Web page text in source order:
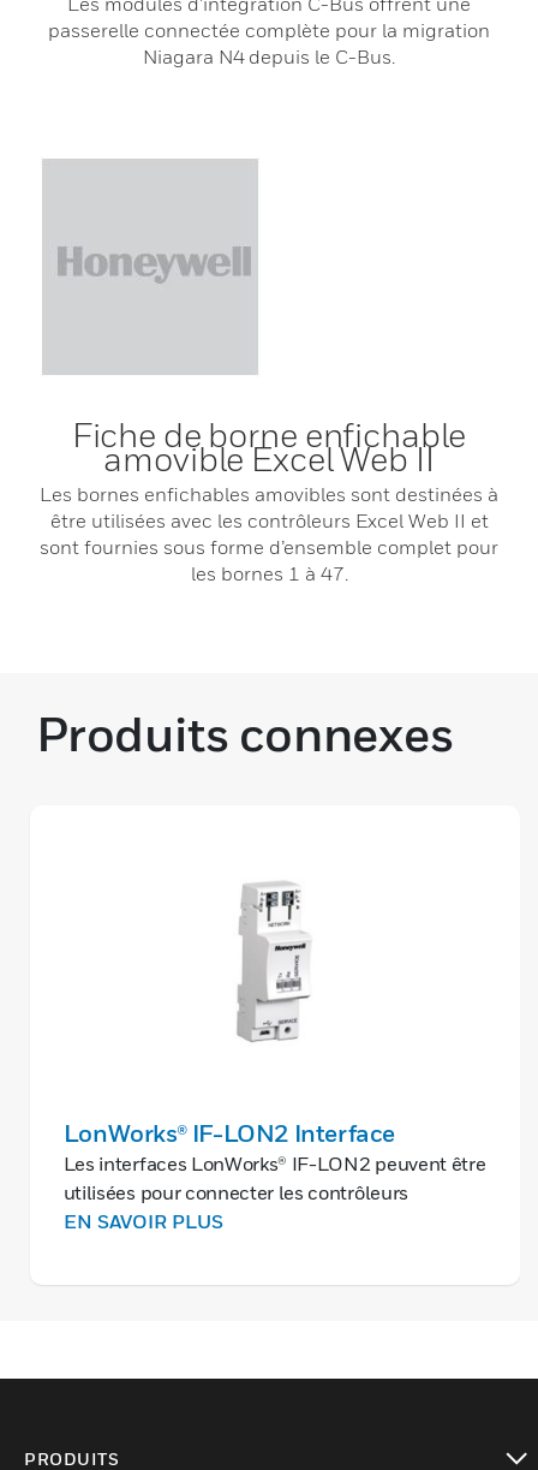
passerelle connectée complète pour la migration
Niagara N4 depuis le C-Bus.
Fiche de borne enfichable
amovible Excel Web II
Les bornes enfichables amovibles sont destinées à
être utilisées avec les contrôleurs Excel Web II et
sont fournies sous forme d’ensemble complet pour
les bornes 1 à 47.
Produits connexes
LonWorks® IF-LON2 Interface
Les interfaces LonWorks® IF-LON2 peuvent être
utilisées pour connecter les contrôleurs
Honeywell via leur port USB avec les réseaux
EN SAVOIR PLUS
PRODUITS